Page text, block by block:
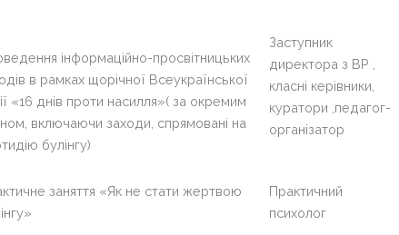
інформаційно-просвітницьких
в рамках щорічної Всеукраїнської
«16 днів проти насилля»( за окремим
включаючи заходи, спрямовані на
булінгу)
Заступник
директора з ВР ,
класні керівники,
куратори ,педагог-
організатор
заняття «Як не стати жертвою
Практичний
психолог